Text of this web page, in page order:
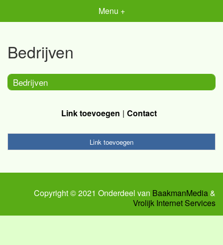
Menu +
Bedrijven
Bedrijven
Link toevoegen Contact
Link toevoegen
Copyright © 2021 Onderdeel van BaakmanMedia&
Vrolijk Internet Services